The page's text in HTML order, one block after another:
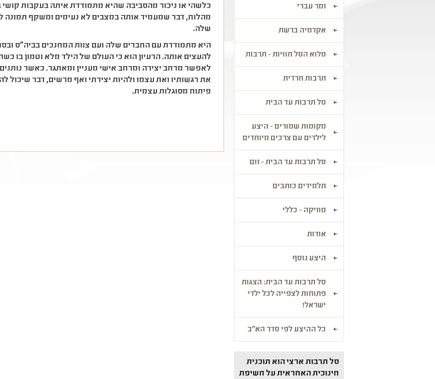
כלשהי או ניכור מהסביבה שהיא מתמודדת איתה בעקבות קושי
מהלוח, דבר שמעמיד אותה במצבים לא נעימים ומשקף תמונה
שלה.
היא מתמודדת עם החברים שלה ועם צוות המחנכים בביה"ס
להעצים אותה. הרעיון הוא כי העולם של הילד מלא וטמון בו
לאפשר מרחב יצירה ומרחב אישי מעניין ומאתגר. כאשר
את רגשותיו ואת עצמו ולהיות יצירתי ואף מרשים, דבר שיכול
פיתוח מסוגלות עצמית.
זמר עברי
אקדמיה ברשת
מלוא הסל חוויות - תרבות
תרבות חרדית
סל תרבות עד הבית
מקומות שמורים - היצע
לילדים עם צרכים מיוחדים
סל תרבות עד הבית - זום
תלמידים כותבים
מוזיקה - כללי
אודות
היצע נוסף
סל תרבות עד הבית: הצגות
פתוחות לצפייה לכל ילדי
ישראל!
כל ההיצע לפי סדר הא"ב
סל תרבות ארצי הוא תוכנית
חינוכית האחראית על חשיפת